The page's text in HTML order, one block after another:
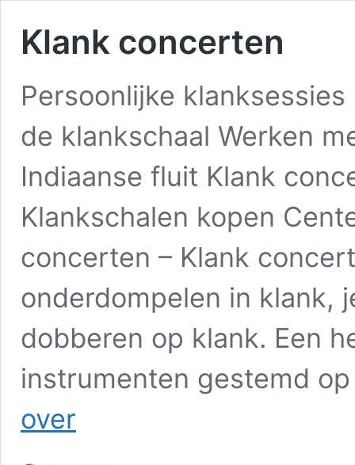
Klank concerten
Persoonlijke
de klankschaal Werken
Indiaanse fluit Klank
Klankschalen kopen
concerten – Klank
onderdompelen in klank,
dobberen op klank. Een
instrumenten gestemd
over